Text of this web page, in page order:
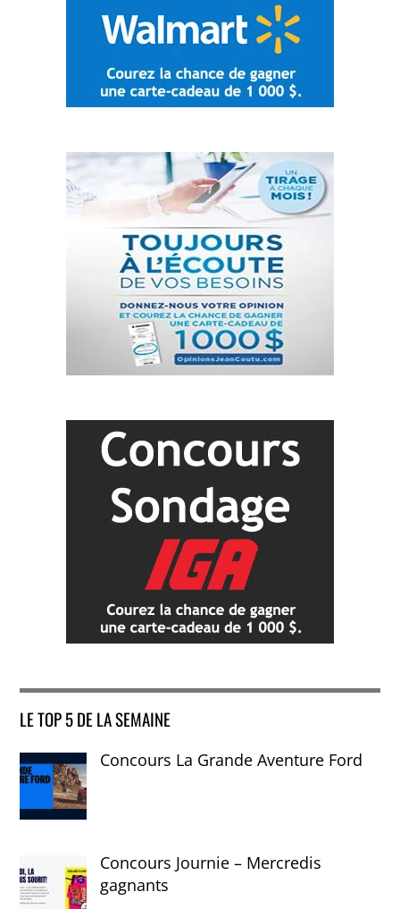
LE TOP 5 DE LA SEMAINE
Concours La Grande Aventure Ford
Concours Journie – Mercredis
gagnants